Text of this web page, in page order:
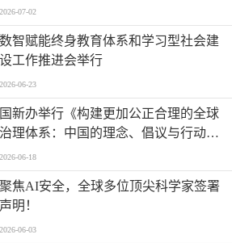
礼上的讲话
2026-07-02
数智赋能终身教育体系和学习型社会建
设工作推进会举行
2026-06-23
国新办举行《构建更加公正合理的全球
治理体系：中国的理念、倡议与行动》
白皮书新闻发布会
2026-06-18
聚焦AI安全，全球多位顶尖科学家签署
声明！
2026-06-03